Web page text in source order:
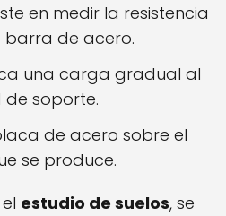
en medir la resistencia
barra de acero.
una carga gradual al
soporte.
de acero sobre el
se produce.
estudio de suelos, se